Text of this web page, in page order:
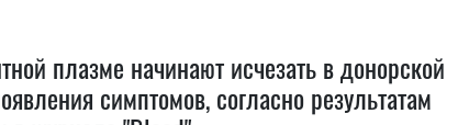
плазме начинают исчезать в донорской
симптомов, согласно результатам